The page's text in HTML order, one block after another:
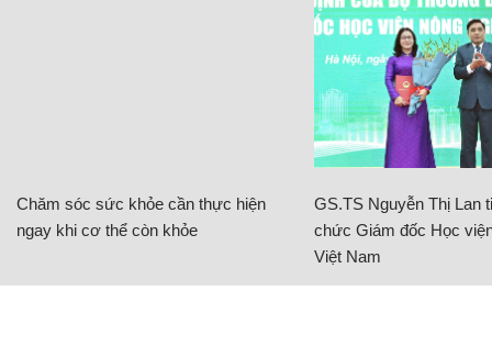
Chăm sóc sức khỏe cần thực hiện
ngay khi cơ thể còn khỏe
GS.TS Nguyễn Thị Lan
chức Giám đốc Học
Việt Nam